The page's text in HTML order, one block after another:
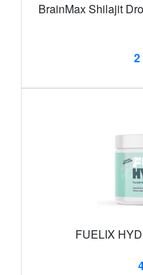
BrainMax Shilajit
2
FUELIX